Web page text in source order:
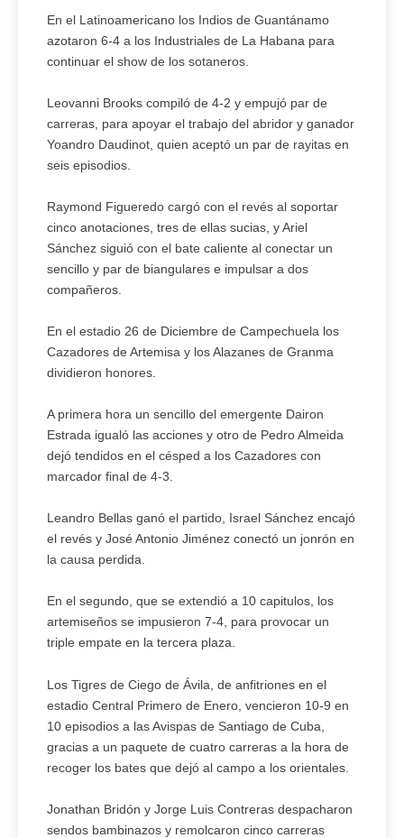
En el Latinoamericano los Indios de Guantánamo
azotaron 6-4 a los Industriales de La Habana para
continuar el show de los sotaneros.
Leovanni Brooks compiló de 4-2 y empujó par de
carreras, para apoyar el trabajo del abridor y ganador
Yoandro Daudinot, quien aceptó un par de rayitas en
seis episodios.
Raymond Figueredo cargó con el revés al soportar
cinco anotaciones, tres de ellas sucias, y Ariel
Sánchez siguió con el bate caliente al conectar un
sencillo y par de biangulares e impulsar a dos
compañeros.
En el estadio 26 de Diciembre de Campechuela los
Cazadores de Artemisa y los Alazanes de Granma
dividieron honores.
A primera hora un sencillo del emergente Dairon
Estrada igualó las acciones y otro de Pedro Almeida
dejó tendidos en el césped a los Cazadores con
marcador final de 4-3.
Leandro Bellas ganó el partido, Israel Sánchez encajó
el revés y José Antonio Jiménez conectó un jonrón en
la causa perdida.
En el segundo, que se extendió a 10 capitulos, los
artemiseños se impusieron 7-4, para provocar un
triple empate en la tercera plaza.
Los Tigres de Ciego de Ávila, de anfitriones en el
estadio Central Primero de Enero, vencieron 10-9 en
10 episodios a las Avispas de Santiago de Cuba,
gracias a un paquete de cuatro carreras a la hora de
recoger los bates que dejó al campo a los orientales.
Jonathan Bridón y Jorge Luis Contreras despacharon
sendos bambinazos y remolcaron cinco carreras